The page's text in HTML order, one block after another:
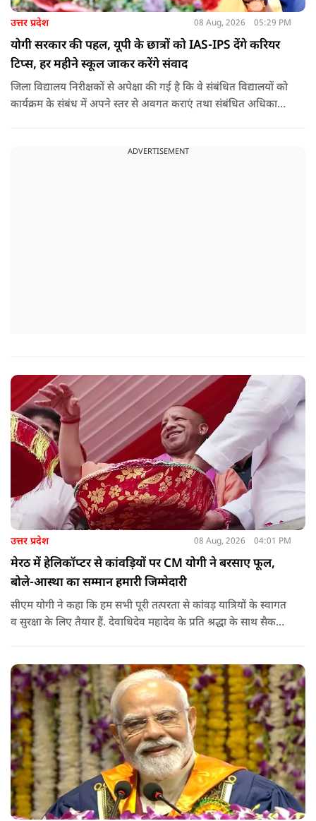
उत्तर प्रदेश 08 Aug, 2026 05:29 PM
योगी सरकार की पहल, यूपी के छात्रों को IAS-IPS देंगे करियर
टिप्स, हर महीने स्कूल जाकर करेंगे संवाद
जिला विद्यालय निरीक्षकों से अपेक्षा की गई है कि वे संबंधित विद्यालयों को
कार्यक्रम के संबंध में अपने स्तर से अवगत कराएं तथा संबंधित अधिकारी
मुख्य सचिव, माध्यमिक शिक्षा, पार्थ सारथी सेन शर्मा ने बताया कि मुख्य
ADVERTISEMENT
उत्तर प्रदेश 08 Aug, 2026 04:01 PM
मेरठ में हेलिकॉप्टर से कांवड़ियों पर CM योगी ने बरसाए फूल,
बोले-आस्था का सम्मान हमारी जिम्मेदारी
सीएम योगी ने कहा कि हम सभी पूरी तत्परता से कांवड़ यात्रियों के स्वागत
व सुरक्षा के लिए तैयार हैं. देवाधिदेव महादेव के प्रति श्रद्धा के साथ सैकड़ों
पात, क्षेत्र व प्रांत की सीमाओं से ऊपर उठकर उनकी हर श्वांस शिव के नाम
है.